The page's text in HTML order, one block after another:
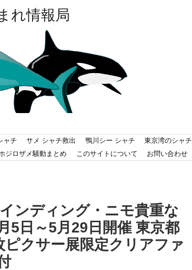
れ情報局
ャチ サメ シャチ救出 鴨川シー シャチ 東京湾のシャチ
ジロザメ騒動まとめ このサイトについて お問い合わせ
ンディング・ニモ貴重な
5日～5月29日開催 東京都
ピクサー展限定クリアファ